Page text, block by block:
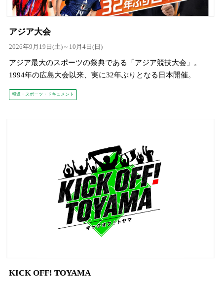
アジア大会
2026年9月19日(土)～10月4日(日)
アジア最大のスポーツの祭典である「アジア競技大会」。
1994年の広島大会以来、実に32年ぶりとなる日本開催。
報道・スポーツ・ドキュメント
KICK OFF! TOYAMA